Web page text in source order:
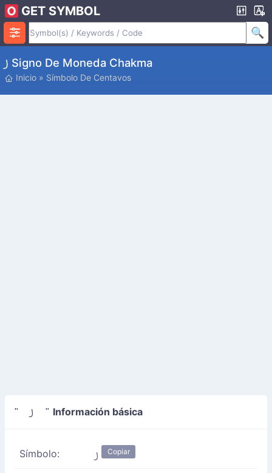
GET SYMBOL
꠸ Signo De Moneda Chakma
Inicio » Símbolo De Centavos
" ꠸ " Información básica
Símbolo: ꠸ Copiar